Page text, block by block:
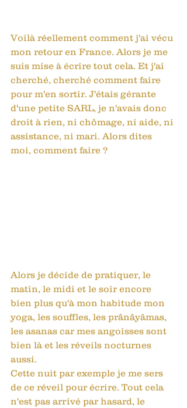
Voilà réellement comment j'ai vécu
mon retour en France. Alors je me
suis mise à écrire tout cela. Et j'ai
cherché, cherché comment faire
pour m'en sortir. J'étais gérante
d'une petite SARL, je n'avais donc
droit à rien, ni chômage, ni aide, ni
assistance, ni mari. Alors dites
moi, comment faire ?
Alors je décide de pratiquer, le
matin, le midi et le soir encore
bien plus qu'à mon habitude mon
yoga, les souffles, les prânâyâmas,
les asanas car mes angoisses sont
bien là et les réveils nocturnes
aussi.
Cette nuit par exemple je me sers
de ce réveil pour écrire. Tout cela
n'est pas arrivé par hasard, le